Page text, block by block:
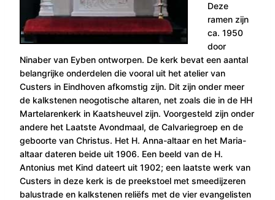
Deze
ramen zijn
ca. 1950
door
Ninaber van Eyben ontworpen. De kerk bevat een aantal
belangrijke onderdelen die vooral uit het atelier van
Custers in Eindhoven afkomstig zijn. Dit zijn onder meer
de kalkstenen neogotische altaren, net zoals die in de HH
Martelarenkerk in Kaatsheuvel zijn. Voorgesteld zijn onder
andere het Laatste Avondmaal, de Calvariegroep en de
geboorte van Christus. Het H. Anna-altaar en het Maria-
altaar dateren beide uit 1906. Een beeld van de H.
Antonius met Kind dateert uit 1902; een laatste werk van
Custers in deze kerk is de preekstoel met smeedijzeren
balustrade en kalkstenen reliëfs met de vier evangelisten